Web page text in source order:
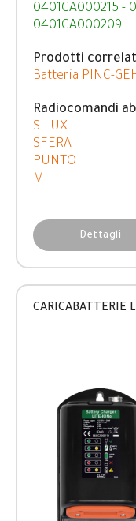
0401CA000215 -
0401CA000209
Prodotti
Batteria PINC-
Radiocomandi
SILUX
SFERA
PUNTO
M
Dettagli
CARICABATTERIE